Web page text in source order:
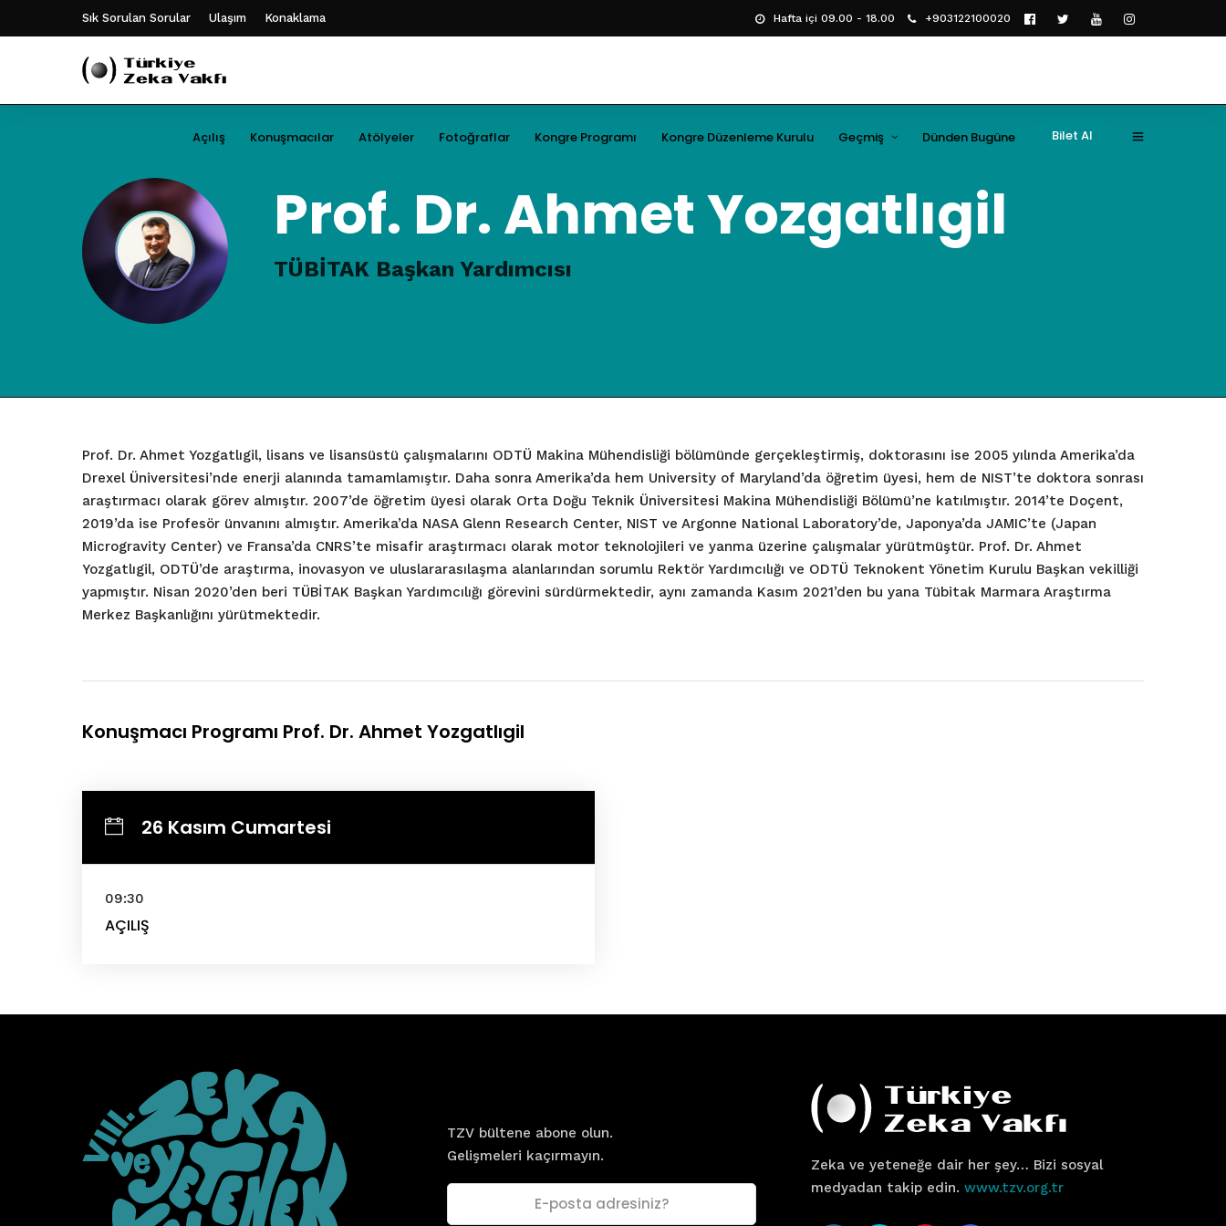
Hafta içi 09.00 - 18.00 +903122100020
Sık Sorulan Sorular Ulaşım Konaklama
Açılış Konuşmacılar Atölyeler Fotoğraflar Kongre Programı Kongre Düzenleme Kurulu Geçmiş
2018
2017
Dünden Bugüne Bilet Al
Prof. Dr. Ahmet Yozgatlıgil
TÜBİTAK Başkan Yardımcısı
Prof. Dr. Ahmet Yozgatlıgil, lisans ve lisansüstü çalışmalarını ODTÜ Makina Mühendisliği bölümünde gerçekleştirmiş, doktorasını ise 2005 yılında Amerika’da
Drexel Üniversitesi’nde enerji alanında tamamlamıştır. Daha sonra Amerika’da hem University of Maryland’da öğretim üyesi, hem de NIST’te doktora sonrası
araştırmacı olarak görev almıştır. 2007’de öğretim üyesi olarak Orta Doğu Teknik Üniversitesi Makina Mühendisliği Bölümü’ne katılmıştır. 2014’te Doçent,
2019’da ise Profesör ünvanını almıştır. Amerika’da NASA Glenn Research Center, NIST ve Argonne National Laboratory’de, Japonya’da JAMIC’te (Japan
Microgravity Center) ve Fransa’da CNRS’te misafir araştırmacı olarak motor teknolojileri ve yanma üzerine çalışmalar yürütmüştür. Prof. Dr. Ahmet
Yozgatlıgil, ODTÜ’de araştırma, inovasyon ve uluslararasılaşma alanlarından sorumlu Rektör Yardımcılığı ve ODTÜ Teknokent Yönetim Kurulu Başkan vekilliği
yapmıştır. Nisan 2020’den beri TÜBİTAK Başkan Yardımcılığı görevini sürdürmektedir, aynı zamanda Kasım 2021’den bu yana Tübitak Marmara Araştırma
Merkez Başkanlığını yürütmektedir.
Konuşmacı Programı Prof. Dr. Ahmet Yozgatlıgil
26 Kasım Cumartesi
09:30
AÇILIŞ
TZV bültene abone olun.
Gelişmeleri kaçırmayın.
Zeka ve yeteneğe dair her şey… Bizi sosyal
medyadan takip edin.www.tzv.org.tr